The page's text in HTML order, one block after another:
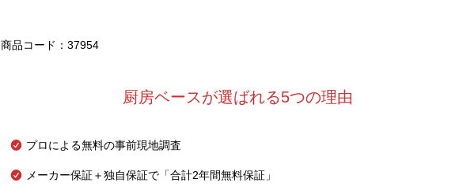
商品コード：37954
厨房ベースが選ばれる5つの理由
プロによる無料の事前現地調査
メーカー保証＋独自保証で「合計2年間無料保証」